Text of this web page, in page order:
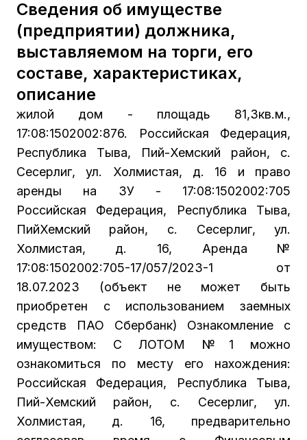
Сведения об имуществе
(предприятии) должника,
выставляемом на торги, его
составе, характеристиках,
описание
жилой дом - площадь 81,3кв.м.,
17:08:1502002:876. Российская Федерация,
Республика Тыва, Пий-Хемский район, с.
Сесерлиг, ул. Холмистая, д. 16 и право
аренды на ЗУ - 17:08:1502002:705
Российская Федерация, Республика Тыва,
ПийХемский район, с. Сесерлиг, ул.
Холмистая, д. 16, Аренда №
17:08:1502002:705-17/057/2023-1 от
18.07.2023 (объект не может быть
приобретен с использованием заемных
средств ПАО Сбербанк) Ознакомление с
имуществом: С ЛОТОМ №1 можно
ознакомиться по месту его нахождения:
Российская Федерация, Республика Тыва,
Пий-Хемский район, с. Сесерлиг, ул.
Холмистая, д. 16, предварительно